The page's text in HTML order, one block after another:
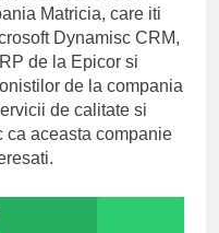
Matricia, care iti
Dynamisc CRM,
de la Epicor si
de la compania
de calitate si
ca aceasta companie